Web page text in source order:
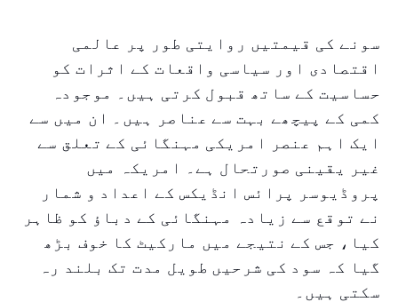
سونے کی قیمتیں روایتی طور پر عالمی
اقتصادی اور سیاسی واقعات کے اثرات کو
حساسیت کے ساتھ قبول کرتی ہیں۔ موجودہ
کمی کے پیچھے بہت سے عناصر ہیں۔ ان میں سے
ایک اہم عنصر امریکی مہنگائی کے تعلق سے
غیر یقینی صورتحال ہے۔ امریکہ میں
پروڈیوسر پرائس انڈیکس کے اعداد و شمار
نے توقع سے زیادہ مہنگائی کے دباؤ کو ظاہر
کیا، جس کے نتیجے میں مارکیٹ کا خوف بڑھ
گیا کہ سود کی شرحیں طویل مدت تک بلند رہ
سکتی ہیں۔